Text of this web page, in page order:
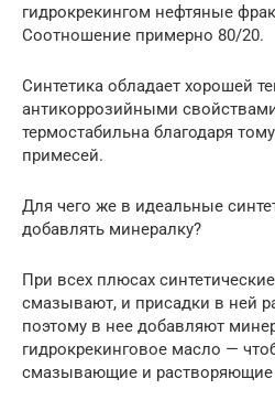
гидрокрекингом нефтяные
Соотношение примерно 80/20.
Синтетика обладает хорошей
антикоррозийными
термостабильна благодаря
примесей.
Для чего же в идеальные
добавлять минералку?
При всех плюсах
смазывают, и присадки в ней
поэтому в нее добавляют
гидрокрекинговое масло —
смазывающие и растворяющие